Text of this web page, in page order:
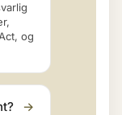
og
→